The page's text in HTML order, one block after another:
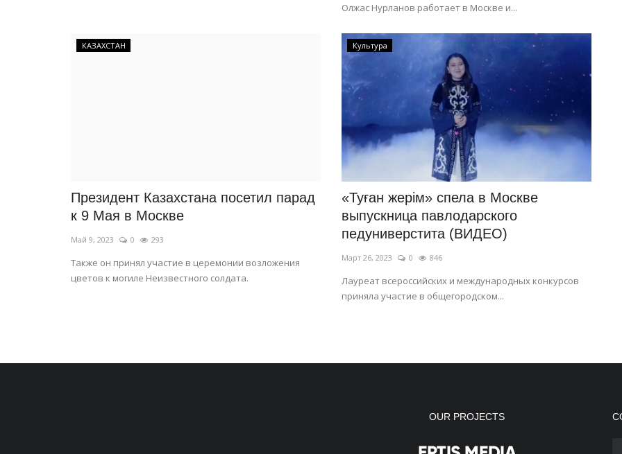
Олжас Нурланов работает в Москве и...
КАЗАХСТАН
Президент Казахстана посетил парад
к 9 Мая в Москве
Май 9, 2023 0 293
Также он принял участие в церемонии возложения
цветов к могиле Неизвестного солдата.
Культура
«Туған жерім» спела в Москве
выпускница павлодарского
педуниверстита (ВИДЕО)
Март 26, 2023 0 846
Лауреат всероссийских и международных конкурсов
приняла участие в общегородском...
OUR PROJECTS